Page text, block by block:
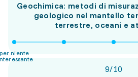
Geochimica: metodi di
geologico nel mantello
terrestre, oceani e
niente
9/10